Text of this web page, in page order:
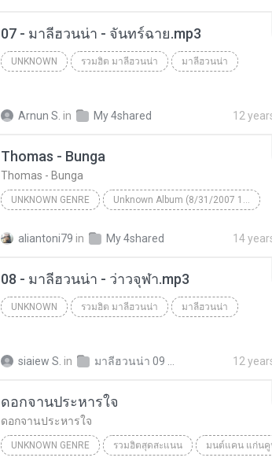
07 - มาลีฮวนน่า - จันทร์ฉาย.mp3
UNKNOWN รวมฮิต มาลีฮวนน่า มาลีฮวนน่า
Arnun S. in My 4shared 12
Thomas - Bunga
Thomas - Bunga
UNKNOWN GENRE Unknown Album (8/31/2007 12:27:55 PM)
aliantoni79 in My 4shared 14
08 - มาลีฮวนน่า - ว่าวจุฬา.mp3
UNKNOWN รวมฮิต มาลีฮวนน่า มาลีฮวนน่า
siaiew S. in 12
ดอกจานประหารใจ
ดอกจานประหารใจ
UNKNOWN GENRE รวมฮิตสุดสะแนน มนต์แคน แก่น